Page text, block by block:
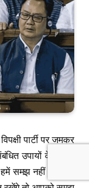
पार्टी पर जमकर
उपायों के बारे में
समझ नहीं आता, मैं